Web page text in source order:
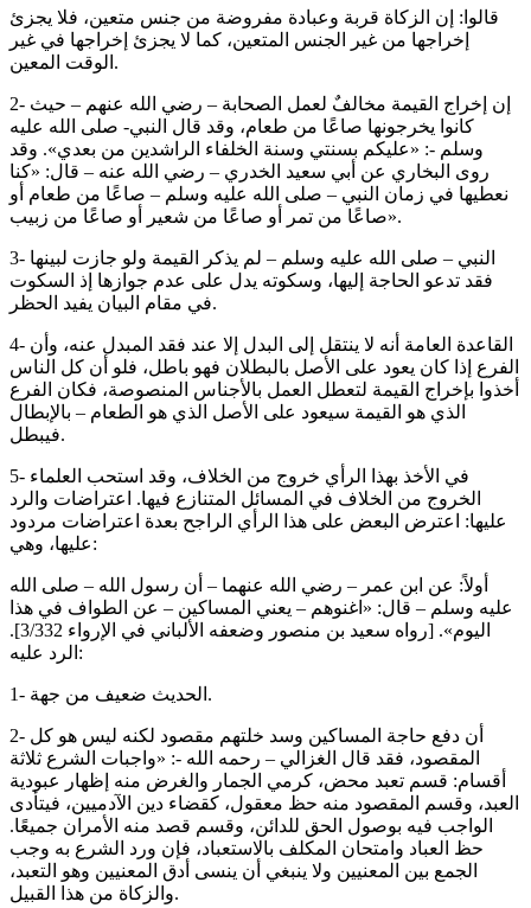
قالوا: إن الزكاة قربة وعبادة مفروضة من جنس متعين، فلا يجزئ
إخراجها من غير الجنس المتعين، كما لا يجزئ إخراجها في غير
الوقت المعين.
2- إن إخراج القيمة مخالفٌ لعمل الصحابة – رضي الله عنهم – حيث
كانوا يخرجونها صاعًا من طعام، وقد قال النبي- صلى الله عليه
وسلم -: «عليكم بسنتي وسنة الخلفاء الراشدين من بعدي». وقد
روى البخاري عن أبي سعيد الخدري – رضي الله عنه – قال: «كنا
نعطيها في زمان النبي – صلى الله عليه وسلم – صاعًا من طعام أو
صاعًا من تمر أو صاعًا من شعير أو صاعًا من زبيب».
3- النبي – صلى الله عليه وسلم – لم يذكر القيمة ولو جازت لبينها
فقد تدعو الحاجة إليها، وسكوته يدل على عدم جوازها إذ السكوت
في مقام البيان يفيد الحظر.
4- القاعدة العامة أنه لا ينتقل إلى البدل إلا عند فقد المبدل عنه، وأن
الفرع إذا كان يعود على الأصل بالبطلان فهو باطل، فلو أن كل الناس
أخذوا بإخراج القيمة لتعطل العمل بالأجناس المنصوصة، فكان الفرع
الذي هو القيمة سيعود على الأصل الذي هو الطعام – بالإبطال
فيبطل.
5- في الأخذ بهذا الرأي خروج من الخلاف، وقد استحب العلماء
الخروج من الخلاف في المسائل المتنازع فيها. اعتراضات والرد
عليها: اعترض البعض على هذا الرأي الراجح بعدة اعتراضات مردود
عليها، وهي:
أولاً: عن ابن عمر – رضي الله عنهما – أن رسول الله – صلى الله
عليه وسلم – قال: «اغنوهم – يعني المساكين – عن الطواف في هذا
اليوم». [رواه سعيد بن منصور وضعفه الألباني في الإرواء 3/332].
الرد عليه:
1- الحديث ضعيف من جهة.
2- أن دفع حاجة المساكين وسد خلتهم مقصود لكنه ليس هو كل
المقصود، فقد قال الغزالي – رحمه الله -: «واجبات الشرع ثلاثة
أقسام: قسم تعبد محض، كرمي الجمار والغرض منه إظهار عبودية
العبد، وقسم المقصود منه حظ معقول، كقضاء دين الآدميين، فيتأدى
الواجب فيه بوصول الحق للدائن، وقسم قصد منه الأمران جميعًا.
حظ العباد وامتحان المكلف بالاستعباد، فإن ورد الشرع به وجب
الجمع بين المعنيين ولا ينبغي أن ينسى أدق المعنيين وهو التعبد،
والزكاة من هذا القبيل.